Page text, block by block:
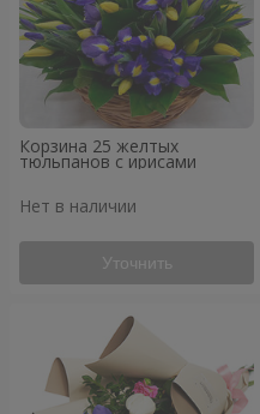
Корзина 25 желтых
тюльпанов с ирисами
Нет в наличии
Уточнить